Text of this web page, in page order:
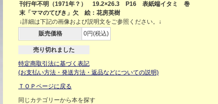
刊行年不明（1971年？） 19.2×26.3 P16 表紙端イタミ 巻
末「ママのてびき」欠 絵：花房英樹
↓詳細は下記の画像および説明文をご参照ください。↓
販売価格
0円(税込)
売り切れました
特定商取引法に基づく表記
(お支払い方法・発送方法・返品などについての説明)
ＴＯＰページに戻る
同じカテゴリーから本を探す